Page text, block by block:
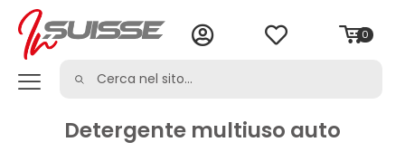
0
Detergente multiuso auto